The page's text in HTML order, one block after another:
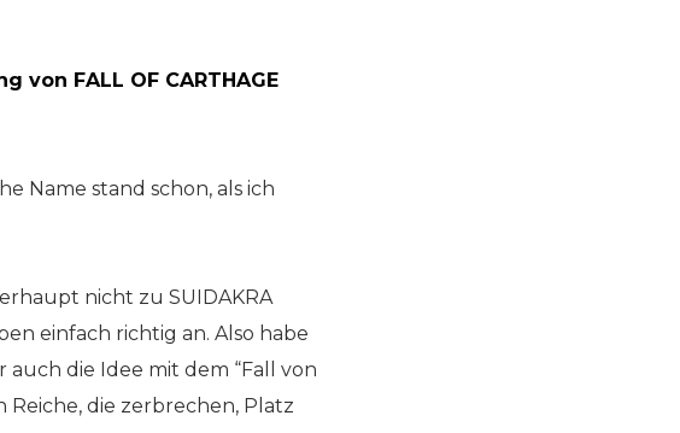
FALL OF CARTHAGE
Name stand schon, als ich
nicht zu SUIDAKRA
einfach richtig an. Also habe
auch die Idee mit dem “Fall von
Reiche, die zerbrechen, Platz